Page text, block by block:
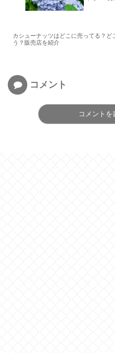
カシューナッツはどこに売ってる？ど
う？販売店を紹介
コメント
コメントを